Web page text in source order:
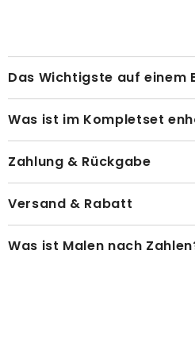
Das Wichtigste auf einem
Was ist im Kompletset
Zahlung & Rückgabe
Versand & Rabatt
Was ist Malen nach